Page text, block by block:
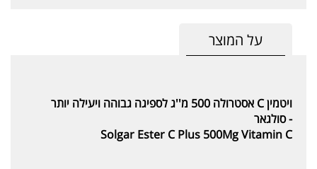
על המוצר
ויטמין C אסטרולה 500 מ''ג לספיגה גבוהה ויעילה יותר
- סולגאר
Solgar Ester C Plus 500Mg Vitamin C